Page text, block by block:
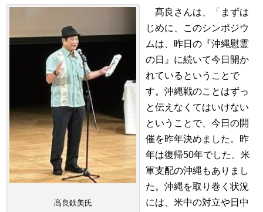
髙良鉄美氏
髙良さんは、「まずは
じめに、このシンポジウ
ムは、昨日の『沖縄慰霊
の日』に続いて今日開か
れているということで
す。沖縄戦のことはずっ
と伝えなくてはいけない
ということで、今日の開
催を昨年決めました。昨
年は復帰50年でした。米
軍支配の沖縄もありまし
た。沖縄を取り巻く状況
には、米中の対立や日中